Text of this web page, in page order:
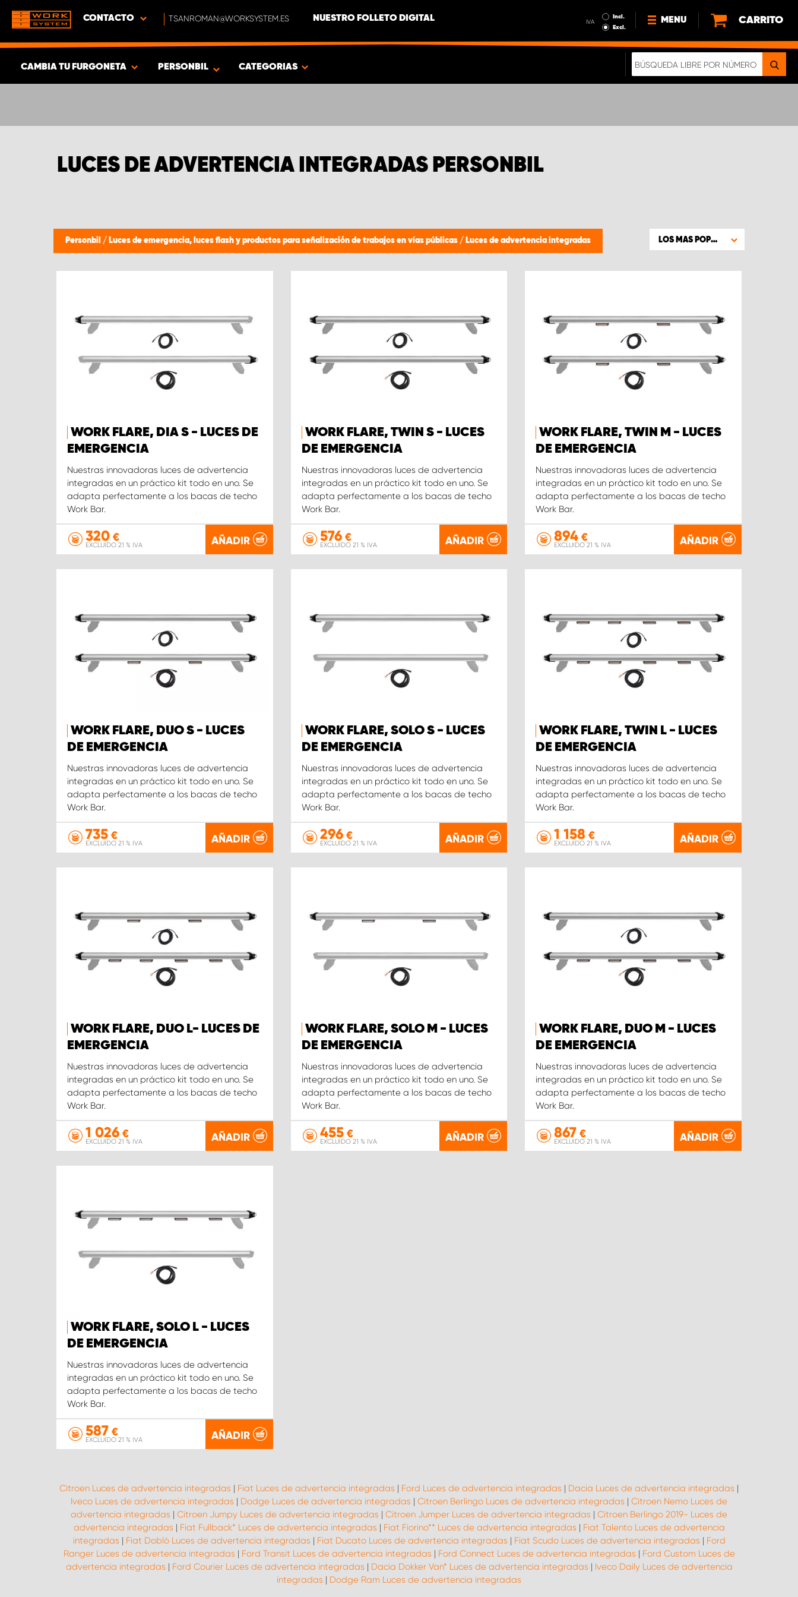
CONTACTO TSANROMAN@WORKSYSTEM.ES NUESTRO FOLLETO DIGITAL IVA
Incl.
Excl.
MENU
NOTICIAS
CARRITO
CAMBIA TU FURGONETA
PRODUCTOS
PERSONBIL CATEGORIAS
LUCES DE ADVERTENCIA INTEGRADAS PERSONBIL
Personbil / Luces de emergencia, luces flash y productos para señalización de trabajos en vías públicas / Luces de advertencia integradas LOS MAS POPULARES
WORK FLARE, DIA S - LUCES DE
EMERGENCIA
Nuestras innovadoras luces de advertencia
integradas en un práctico kit todo en uno. Se
adapta perfectamente a los bacas de techo
Work Bar.
320 €
EXCLUIDO 21 % IVA AÑADIR
WORK FLARE, TWIN S - LUCES
DE EMERGENCIA
Nuestras innovadoras luces de advertencia
integradas en un práctico kit todo en uno. Se
adapta perfectamente a los bacas de techo
Work Bar.
576€
EXCLUIDO 21 % IVA AÑADIR
WORK FLARE, TWIN M - LUCES
DE EMERGENCIA
Nuestras innovadoras luces de advertencia
integradas en un práctico kit todo en uno. Se
adapta perfectamente a los bacas de techo
Work Bar.
894 €
EXCLUIDO 21 % IVA AÑADIR
WORK FLARE, DUO S - LUCES
DE EMERGENCIA
Nuestras innovadoras luces de advertencia
integradas en un práctico kit todo en uno. Se
adapta perfectamente a los bacas de techo
Work Bar.
735 €
EXCLUIDO 21 % IVA AÑADIR
WORK FLARE, SOLO S - LUCES
DE EMERGENCIA
Nuestras innovadoras luces de advertencia
integradas en un práctico kit todo en uno. Se
adapta perfectamente a los bacas de techo
Work Bar.
296€
EXCLUIDO 21 % IVA AÑADIR
WORK FLARE, TWIN L - LUCES
DE EMERGENCIA
Nuestras innovadoras luces de advertencia
integradas en un práctico kit todo en uno. Se
adapta perfectamente a los bacas de techo
Work Bar.
1 158 €
EXCLUIDO 21 % IVA AÑADIR
WORK FLARE, DUO L- LUCES DE
EMERGENCIA
Nuestras innovadoras luces de advertencia
integradas en un práctico kit todo en uno. Se
adapta perfectamente a los bacas de techo
Work Bar.
1 026 €
EXCLUIDO 21 % IVA AÑADIR
WORK FLARE, SOLO M - LUCES
DE EMERGENCIA
Nuestras innovadoras luces de advertencia
integradas en un práctico kit todo en uno. Se
adapta perfectamente a los bacas de techo
Work Bar.
455€
EXCLUIDO 21 % IVA AÑADIR
WORK FLARE, DUO M - LUCES
DE EMERGENCIA
Nuestras innovadoras luces de advertencia
integradas en un práctico kit todo en uno. Se
adapta perfectamente a los bacas de techo
Work Bar.
867 €
EXCLUIDO 21 % IVA AÑADIR
WORK FLARE, SOLO L - LUCES
DE EMERGENCIA
Nuestras innovadoras luces de advertencia
integradas en un práctico kit todo en uno. Se
adapta perfectamente a los bacas de techo
Work Bar.
587 €
EXCLUIDO 21 % IVA AÑADIR
Citroen Luces de advertencia integradas | Fiat Luces de advertencia integradas | Ford Luces de advertencia integradas | Dacia Luces de advertencia integradas |
Iveco Luces de advertencia integradas | Dodge Luces de advertencia integradas | Citroen Berlingo Luces de advertencia integradas | Citroen Nemo Luces de
advertencia integradas | Citroen Jumpy Luces de advertencia integradas | Citroen Jumper Luces de advertencia integradas | Citroen Berlingo 2019- Luces de
advertencia integradas | Fiat Fullback* Luces de advertencia integradas | Fiat Fiorino** Luces de advertencia integradas | Fiat Talento Luces de advertencia
integradas | Fiat Doblò Luces de advertencia integradas | Fiat Ducato Luces de advertencia integradas | Fiat Scudo Luces de advertencia integradas | Ford
Ranger Luces de advertencia integradas | Ford Transit Luces de advertencia integradas | Ford Connect Luces de advertencia integradas | Ford Custom Luces de
advertencia integradas | Ford Courier Luces de advertencia integradas | Dacia Dokker Van* Luces de advertencia integradas | Iveco Daily Luces de advertencia
integradas | Dodge Ram Luces de advertencia integradas